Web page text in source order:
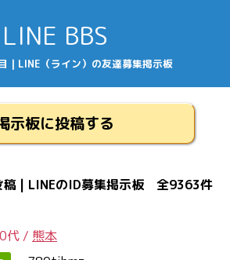
LINE BBS
| LINE（ライン）の友達募集掲示板
示板に投稿する
稿 | LINEのID募集掲示板 全9363件
代 / 熊本